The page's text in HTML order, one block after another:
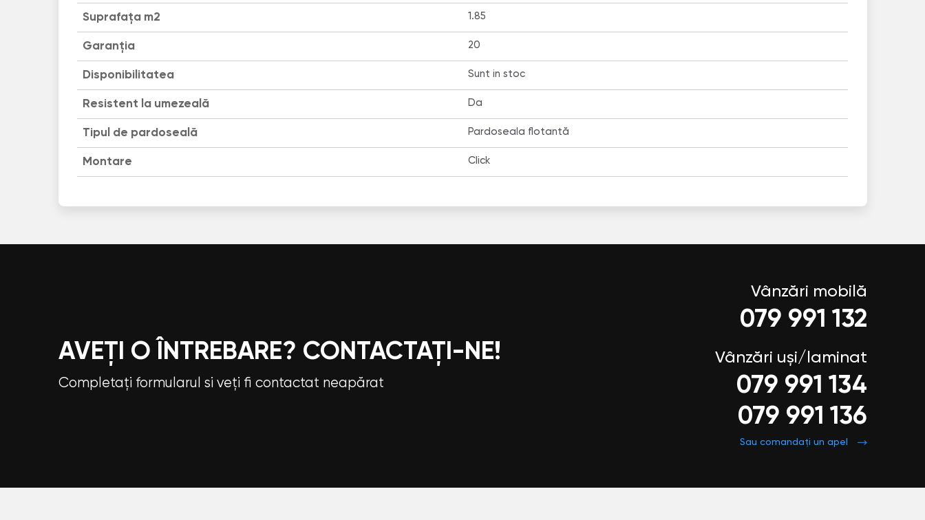
Suprafața m2 1.85
Garanția 20
Disponibilitatea Sunt in stoc
Resistent la umezeală Da
Tipul de pardoseală Pardoseala flotantă
Montare Click
AVEȚI O ÎNTREBARE? CONTACTAȚI-NE!
Completați formularul si veți fi contactat neapărat
Vânzări mobilă
079 991 132
Vânzări uși/laminat
079 991 134
079 991 136
Sau comandați un apel